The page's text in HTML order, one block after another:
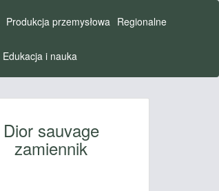
Produkcja przemysłowa Regionalne
Edukacja i nauka
Dior sauvage
zamiennik